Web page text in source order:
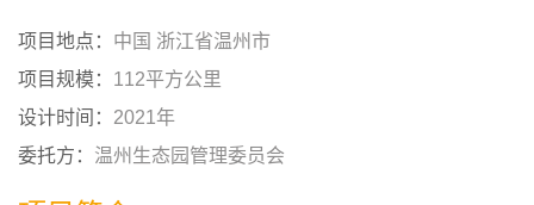
项目地点： 中国 浙江省温州市
项目规模： 112平方公里
设计时间： 2021年
委托方： 温州生态园管理委员会